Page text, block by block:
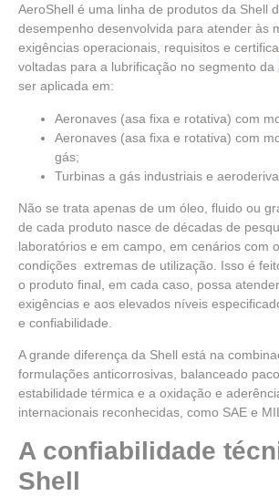
AeroShell é uma linha de produtos da Shell
desempenho desenvolvida para atender às
exigências operacionais, requisitos e
voltadas para a lubrificação no segmento da
ser aplicada em:
Aeronaves (asa fixa e rotativa) com
Aeronaves (asa fixa e rotativa) com
gás;
Turbinas a gás industriais e
Não se trata apenas de um óleo, fluido ou
de cada produto nasce de décadas de
laboratórios e em campo, em cenários com
condições extremas de utilização. Isso é
o produto final, em cada caso, possa
exigências e aos elevados níveis
e confiabilidade.
A grande diferença da Shell está na
formulações anticorrosivas, balanceado
estabilidade térmica e a oxidação e
internacionais reconhecidas, como SAE e
A confiabilidade
Shell